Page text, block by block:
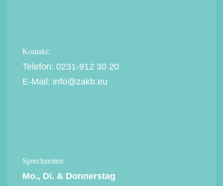
Kontakt:
Telefon: 0231-912 30 20
E-Mail: info@zakb.eu
Sprechzeiten:
Mo., Di. & Donnerstag